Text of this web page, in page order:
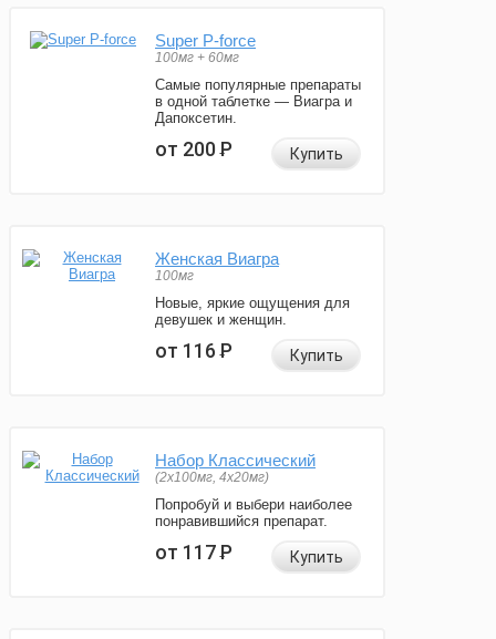
Super P-force
100мг + 60мг
Самые популярные препараты
в одной таблетке — Виагра и
Дапоксетин.
от 200Р Купить
Женская Виагра
100мг
Новые, яркие ощущения для
девушек и женщин.
от 116Р Купить
Набор Классический
(2x100мг, 4x20мг)
Попробуй и выбери наиболее
понравившийся препарат.
от 117Р Купить